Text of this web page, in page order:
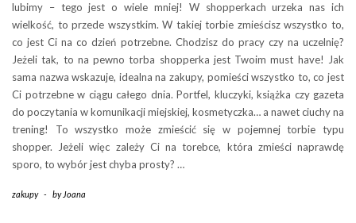
lubimy – tego jest o wiele mniej! W shopperkach urzeka nas ich
wielkość, to przede wszystkim. W takiej torbie zmieścisz wszystko to,
co jest Ci na co dzień potrzebne. Chodzisz do pracy czy na uczelnię?
Jeżeli tak, to na pewno torba shopperka jest Twoim must have! Jak
sama nazwa wskazuje, idealna na zakupy, pomieści wszystko to, co jest
Ci potrzebne w ciągu całego dnia. Portfel, kluczyki, książka czy gazeta
do poczytania w komunikacji miejskiej, kosmetyczka… a nawet ciuchy na
trening! To wszystko może zmieścić się w pojemnej torbie typu
shopper. Jeżeli więc zależy Ci na torebce, która zmieści naprawdę
sporo, to wybór jest chyba prosty? …
zakupy - by Joana